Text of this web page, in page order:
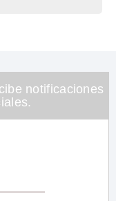
notificaciones